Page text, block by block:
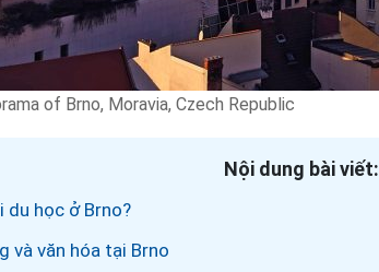
of Brno, Moravia, Czech Republic
Nội dung bài viết:
du học ở Brno?
và văn hóa tại Brno